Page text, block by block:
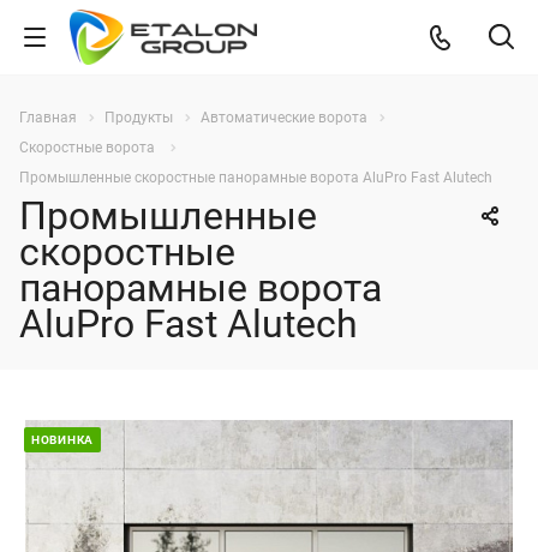
Главная Продукты
Автоматические ворота
Скоростные ворота
Промышленные скоростные панорамные ворота AluPro Fast Alutech
Промышленные
скоростные
панорамные ворота
AluPro Fast Alutech
НОВИНКА